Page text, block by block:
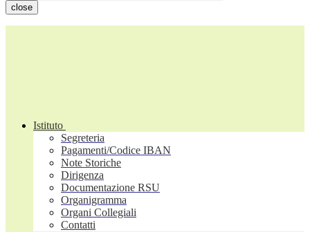
close
Istituto
Segreteria
Pagamenti/Codice IBAN
Note Storiche
Dirigenza
Documentazione RSU
Organigramma
Organi Collegiali
Contatti